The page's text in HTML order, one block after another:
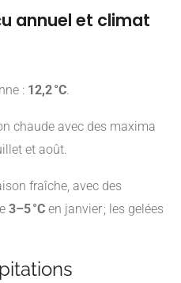
annuel et climat
: 12,2 °C
chaude avec des maxima
et août.
fraîche, avec des
3–5 °C en janvier ; les gelées